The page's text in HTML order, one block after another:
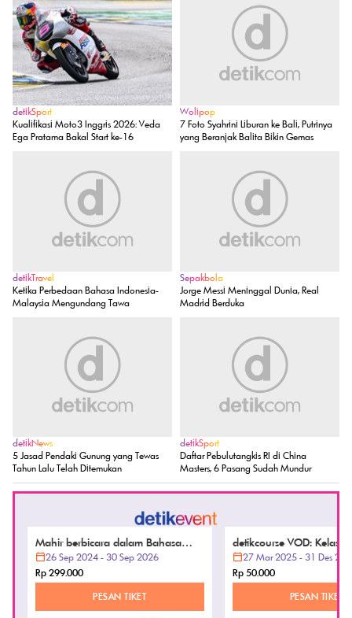
detikSport
Kualifikasi Moto3 Inggris 2026: Veda
Ega Pratama Bakal Start ke-16
Wolipop
7 Foto Syahrini Liburan ke Bali, Putrinya
yang Beranjak Balita Bikin Gemas
detikTravel
Ketika Perbedaan Bahasa Indonesia-
Malaysia Mengundang Tawa
Sepakbola
Jorge Messi Meninggal Dunia, Real
Madrid Berduka
detikNews
5 Jasad Pendaki Gunung yang Tewas
Tahun Lalu Telah Ditemukan
detikSport
Daftar Pebulutangkis RI di China
Masters, 6 Pasang Sudah Mundur
Mahir berbicara dalam Bahasa
Inggris dengan aksen
native by Natieva
26 Sep 2024 - 30 Sep 2026
Rp 299.000
PESAN TIKET
detikcourse VOD: Kelas
Word
27 Mar 2025 - 31 Des
Rp 50.000
PESAN TIKET